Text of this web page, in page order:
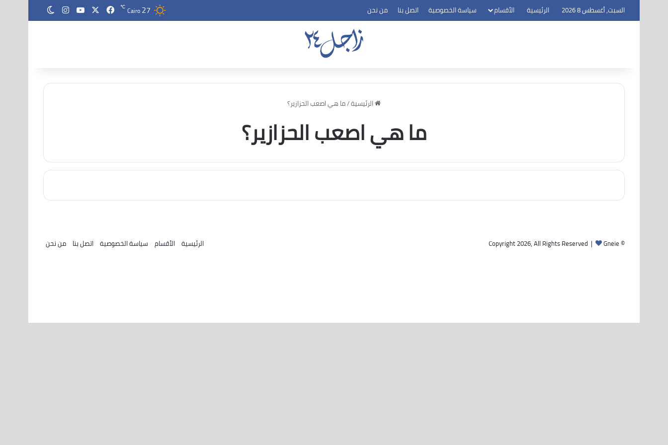
السبت, أغسطس 8 2026 الرئيسية الأقسام سياسة الخصوصية اتصل بنا من نحن Cairo27
℃ فيسبوك ‫YouTubeانستقرام
الرئيسية/ما هي اصعب الحزازير؟
ما هي اصعب الحزازير؟
© Copyright 2026, All Rights Reserved |
Gneie الرئيسية الأقسام سياسة الخصوصية اتصل بنا من نحن